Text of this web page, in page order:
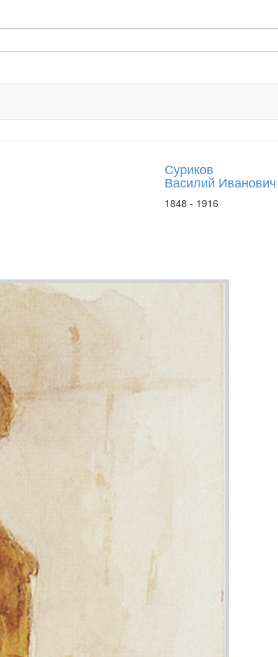
Суриков
Василий Иванович
1848 - 1916